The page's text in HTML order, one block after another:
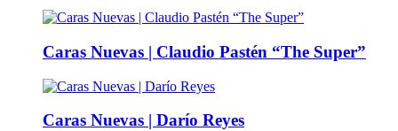
Caras Nuevas | Claudio Pastén “The Super”
Caras Nuevas | Darío Reyes